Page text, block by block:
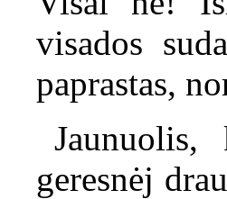
visados
paprastas,
Jaunuolis,
geresnėj